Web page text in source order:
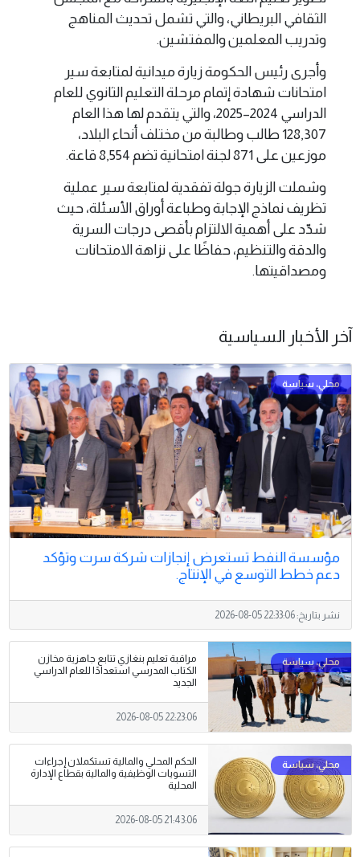
الثقافي البريطاني، والتي تشمل تحديث المناهج
وتدريب المعلمين والمفتشين.
وأجرى رئيس الحكومة زيارة ميدانية لمتابعة سير
امتحانات شهادة إتمام مرحلة التعليم الثانوي للعام
الدراسي 2024–2025، والتي يتقدم لها هذا العام
128,307 طالب وطالبة من مختلف أنحاء البلاد،
موزعين على 871 لجنة امتحانية تضم 8,554 قاعة.
وشملت الزيارة جولة تفقدية لمتابعة سير عملية
تظريف نماذج الإجابة وطباعة أوراق الأسئلة، حيث
شدّد على أهمية الالتزام بأقصى درجات السرية
والدقة والتنظيم، حفاظًا على نزاهة الامتحانات
ومصداقيتها.
آخر الأخبار السياسية
مؤسسة النفط تستعرض إنجازات شركة سرت وتؤكد
دعم خطط التوسع في الإنتاج.
نشر بتاريخ:2026-08-05 22:33:06
مراقبة تعليم بنغازي تتابع جاهزية مخازن
الكتاب المدرسي استعدادًا للعام الدراسي
الجديد
2026-08-05 22:23:06
الحكم المحلي والمالية تستكملان إجراءات
التسويات الوظيفية والمالية بقطاع الإدارة
المحلية
2026-08-05 21:43:06